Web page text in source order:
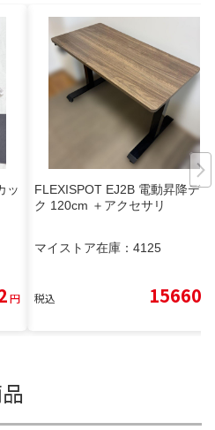
ッ
円
FLEXISPOT EJ2B 電動昇降デス
ク 120cm ＋アクセサリ
マイストア在庫： 4125
税込 15660